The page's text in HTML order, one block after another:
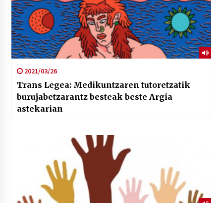
2021/03/26
Trans Legea: Medikuntzaren tutoretzatik
burujabetzarantz besteak beste Argia
astekarian